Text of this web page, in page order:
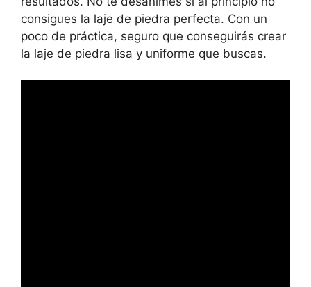
consigues la laje de piedra perfecta. Con un
poco de práctica, seguro que conseguirás crear
la laje de piedra lisa y uniforme que buscas.